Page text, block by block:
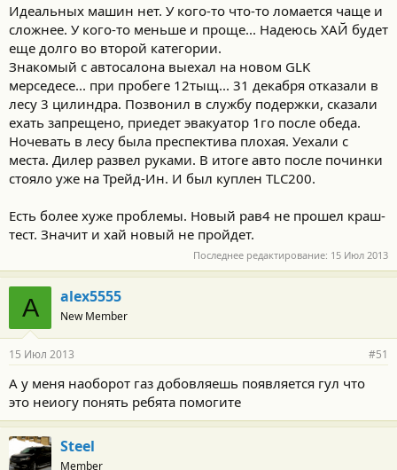
Идеальных машин нет. У кого-то что-то ломается чаще и
сложнее. У кого-то меньше и проще... Надеюсь ХАЙ будет
еще долго во второй категории.
Знакомый с автосалона выехал на новом GLK
мерседесе... при пробеге 12тыщ... 31 декабря отказали в
лесу 3 цилиндра. Позвонил в службу подержки, сказали
ехать запрещено, приедет эвакуатор 1го после обеда.
Ночевать в лесу была преспектива плохая. Уехали с
места. Дилер развел руками. В итоге авто после починки
стояло уже на Трейд-Ин. И был куплен TLC200.
Есть более хуже проблемы. Новый рав4 не прошел краш-
тест. Значит и хай новый не пройдет.
Последнее редактирование: 15 Июл 2013
A alex5555
New Member
15 Июл 2013 #51
А у меня наоборот газ добовляешь появляется гул что
это неиогу понять ребята помогите
Steel
Member